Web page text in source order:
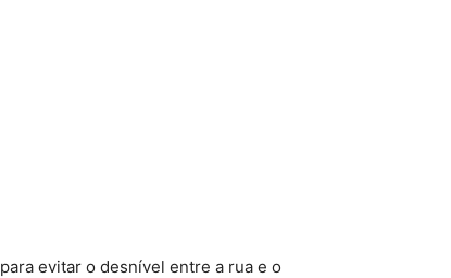
para evitar o desnível entre a rua e o